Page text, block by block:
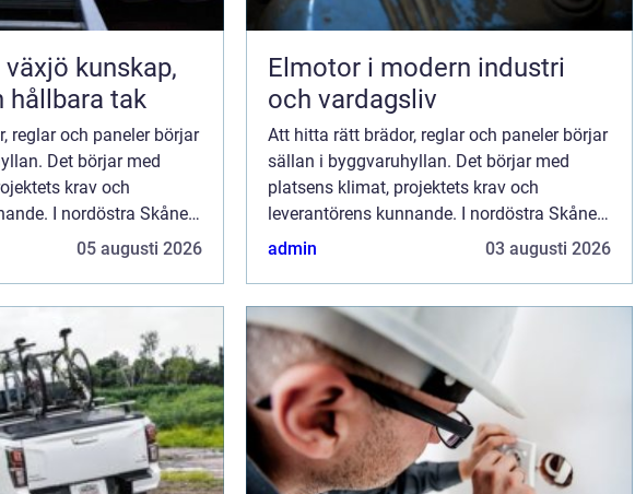
hållbara tak
reglar och paneler börjar
Det börjar med
krav och
I nordöstra Skåne
inlandsluft, vil...
05 augusti 2026
Elmotor i modern industri
och vardagsliv
Att hitta rätt brädor, reglar och paneler börjar
sällan i byggvaruhyllan. Det börjar med
platsens klimat, projektets krav och
leverantörens kunnande. I nordöstra Skåne
möts kustvindar och inlandsluft, vil...
admin 03 augusti 2026